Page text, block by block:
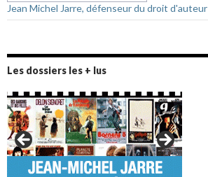
Jean Michel Jarre, défenseur du droit d'auteur
Les dossiers les + lus